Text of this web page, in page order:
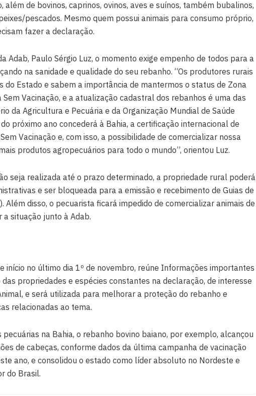
além de bovinos, caprinos, ovinos, aves e suínos, também bubalinos,
pescados. Mesmo quem possui animais para consumo próprio,
fazer a declaração.
Adab, Paulo Sérgio Luz, o momento exige empenho de todos para a
na sanidade e qualidade do seu rebanho. “Os produtores rurais
do Estado e sabem a importância de mantermos o status de Zona
Sem Vacinação, e a atualização cadastral dos rebanhos é uma das
da Agricultura e Pecuária e da Organização Mundial de Saúde
próximo ano concederá à Bahia, a certificação internacional de
Vacinação e, com isso, a possibilidade de comercializar nossa
produtos agropecuários para todo o mundo”, orientou Luz.
seja realizada até o prazo determinado, a propriedade rural poderá
e ser bloqueada para a emissão e recebimento de Guias de
Além disso, o pecuarista ficará impedido de comercializar animais de
situação junto à Adab.
início no último dia 1º de novembro, reúne Informações importantes
propriedades e espécies constantes na declaração, de interesse
e será utilizada para melhorar a proteção do rebanho e
relacionadas ao tema.
na Bahia, o rebanho bovino baiano, por exemplo, alcançou
de cabeças, conforme dados da última campanha de vacinação
ano, e consolidou o estado como líder absoluto no Nordeste e
do Brasil.